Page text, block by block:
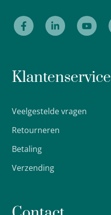
Klantenservice
Veelgestelde vragen
Retourneren
Betaling
Verzending